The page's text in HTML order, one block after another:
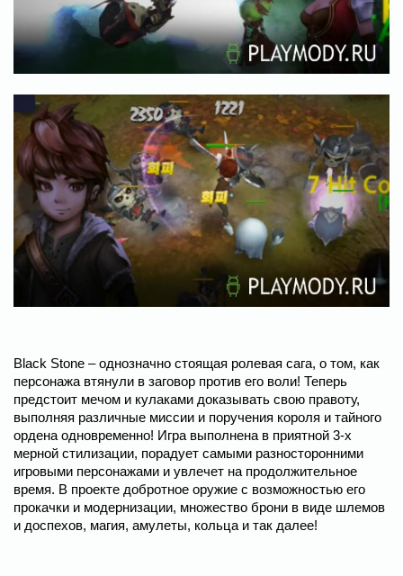
Black Stone – однозначно стоящая ролевая сага, о том, как
персонажа втянули в заговор против его воли! Теперь
предстоит мечом и кулаками доказывать свою правоту,
выполняя различные миссии и поручения короля и тайного
ордена одновременно! Игра выполнена в приятной 3-х
мерной стилизации, порадует самыми разносторонними
игровыми персонажами и увлечет на продолжительное
время. В проекте добротное оружие с возможностью его
прокачки и модернизации, множество брони в виде шлемов
и доспехов, магия, амулеты, кольца и так далее!